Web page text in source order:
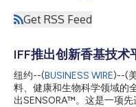
Get RSS Feed
IFF推出创新香基技
纽约--(BUSINESS WIRE)--(
料、健康和生物科学领域的
出SENSORA™。这是一项